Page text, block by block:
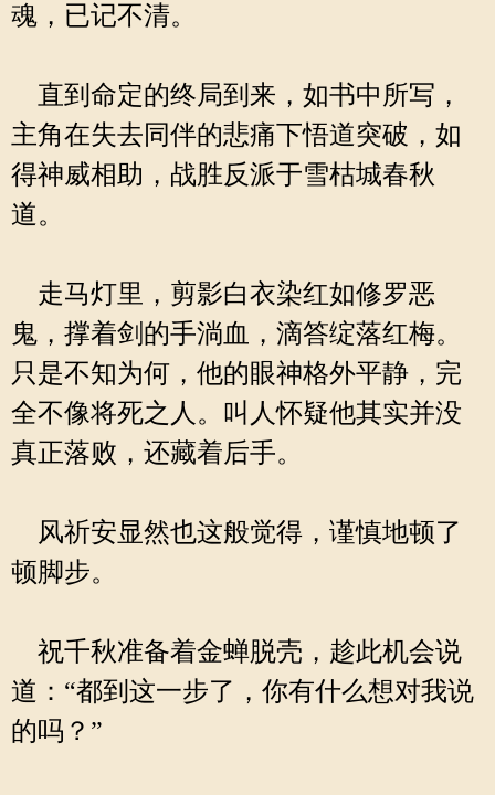
魂，已记不清。
直到命定的终局到来，如书中所写，
主角在失去同伴的悲痛下悟道突破，如
得神威相助，战胜反派于雪枯城春秋
道。
走马灯里，剪影白衣染红如修罗恶
鬼，撑着剑的手淌血，滴答绽落红梅。
只是不知为何，他的眼神格外平静，完
全不像将死之人。叫人怀疑他其实并没
真正落败，还藏着后手。
风祈安显然也这般觉得，谨慎地顿了
顿脚步。
祝千秋准备着金蝉脱壳，趁此机会说
道：“都到这一步了，你有什么想对我说
的吗？”